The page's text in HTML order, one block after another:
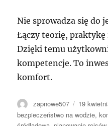
Nie sprowadza się do
Łączy teorię,
Dzięki temu
kompetencje. To
komfort.
Autor
zapnowe507
Data
publikacji
19
bezpieczeństwo na wodzie,